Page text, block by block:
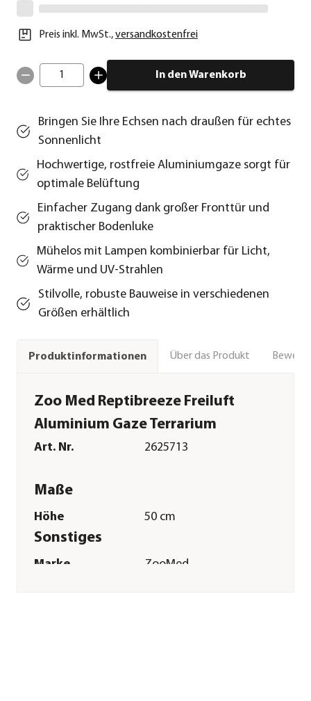
Preis inkl. MwSt.,versandkostenfrei
1 In den Warenkorb
Bringen Sie Ihre Echsen nach draußen für echtes
Sonnenlicht
Hochwertige, rostfreie Aluminiumgaze sorgt für
optimale Belüftung
Einfacher Zugang dank großer Fronttür und
praktischer Bodenluke
Mühelos mit Lampen kombinierbar für Licht,
Wärme und UV-Strahlen
Stilvolle, robuste Bauweise in verschiedenen
Größen erhältlich
Produktinformationen Über das Produkt
Zoo Med Reptibreeze Freiluft
Aluminium Gaze Terrarium
Art. Nr. 2625713
Maße
Höhe 50 cm
Sonstiges
Marke
ZooMed